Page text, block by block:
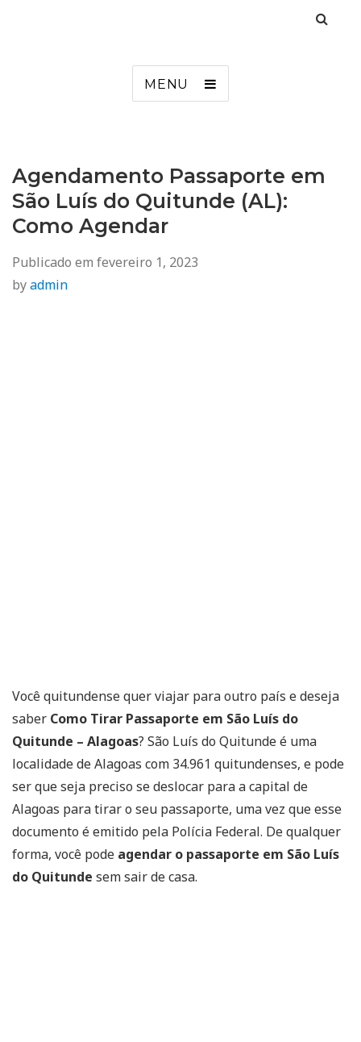
MENU
Agendamento Passaporte em
São Luís do Quitunde (AL):
Como Agendar
Publicado em fevereiro 1, 2023
byadmin
Você quitundense quer viajar para outro país e deseja
saber Como Tirar Passaporte em São Luís do
Quitunde – Alagoas? São Luís do Quitunde é uma
localidade de Alagoas com 34.961 quitundenses, e pode
ser que seja preciso se deslocar para a capital de
Alagoas para tirar o seu passaporte, uma vez que esse
documento é emitido pela Polícia Federal. De qualquer
forma, você pode agendar o passaporte em São Luís
do Quitunde sem sair de casa.